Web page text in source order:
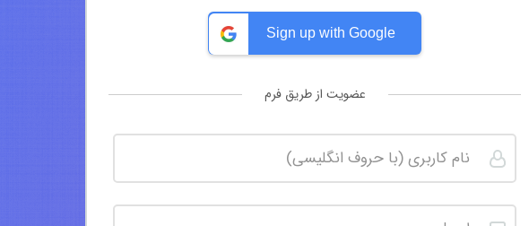
Sign up with Google
عضویت از طریق فرم